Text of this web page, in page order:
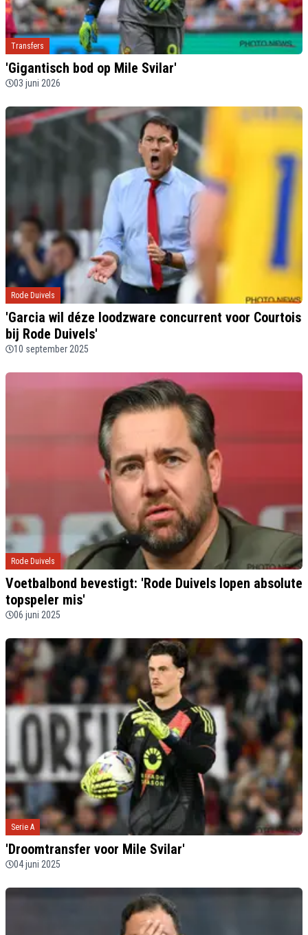
Transfers
'Gigantisch bod op Mile Svilar'
03 juni 2026
Rode Duivels
'Garcia wil déze loodzware concurrent voor Courtois
bij Rode Duivels'
10 september 2025
Rode Duivels
Voetbalbond bevestigt: 'Rode Duivels lopen absolute
topspeler mis'
06 juni 2025
Serie A
'Droomtransfer voor Mile Svilar'
04 juni 2025